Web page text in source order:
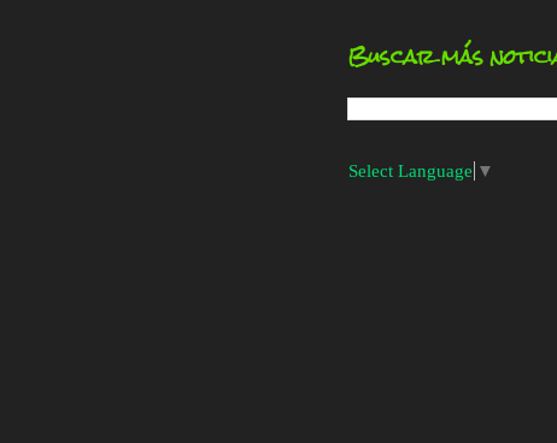
Buscar más
Select Language ▼